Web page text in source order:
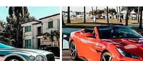
особую элегантность и стиль,
кадрам изысканности и лоска.
для романтической встречи —